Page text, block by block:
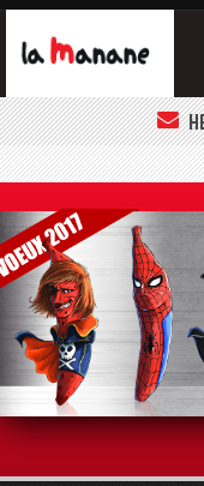
ACCUEIL
LA MANANE
LE BOOK
CONTACT